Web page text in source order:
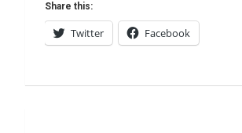
Share this:
Twitter Facebook